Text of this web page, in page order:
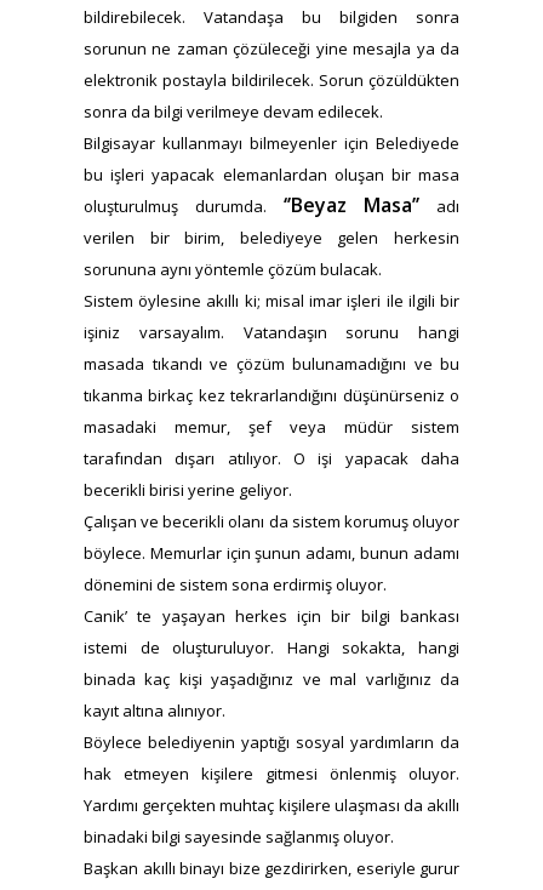
bildirebilecek. Vatandaşa bu bilgiden sonra
sorunun ne zaman çözüleceği yine mesajla ya da
elektronik postayla bildirilecek. Sorun çözüldükten
sonra da bilgi verilmeye devam edilecek.
Bilgisayar kullanmayı bilmeyenler için Belediyede
bu işleri yapacak elemanlardan oluşan bir masa
oluşturulmuş durumda. ‘’Beyaz Masa’’ adı
verilen bir birim, belediyeye gelen herkesin
sorununa aynı yöntemle çözüm bulacak.
Sistem öylesine akıllı ki; misal imar işleri ile ilgili bir
işiniz varsayalım. Vatandaşın sorunu hangi
masada tıkandı ve çözüm bulunamadığını ve bu
tıkanma birkaç kez tekrarlandığını düşünürseniz o
masadaki memur, şef veya müdür sistem
tarafından dışarı atılıyor. O işi yapacak daha
becerikli birisi yerine geliyor.
Çalışan ve becerikli olanı da sistem korumuş oluyor
böylece. Memurlar için şunun adamı, bunun adamı
dönemini de sistem sona erdirmiş oluyor.
Canik’ te yaşayan herkes için bir bilgi bankası
istemi de oluşturuluyor. Hangi sokakta, hangi
binada kaç kişi yaşadığınız ve mal varlığınız da
kayıt altına alınıyor.
Böylece belediyenin yaptığı sosyal yardımların da
hak etmeyen kişilere gitmesi önlenmiş oluyor.
Yardımı gerçekten muhtaç kişilere ulaşması da akıllı
binadaki bilgi sayesinde sağlanmış oluyor.
Başkan akıllı binayı bize gezdirirken, eseriyle gurur